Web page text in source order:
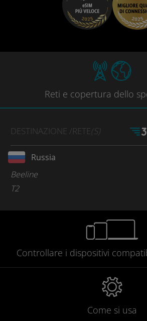
Reti e copertura dello
DESTINAZIONE /RETE(S)
Russia
Beeline
T2
Controllare i dispositivi
Come si usa